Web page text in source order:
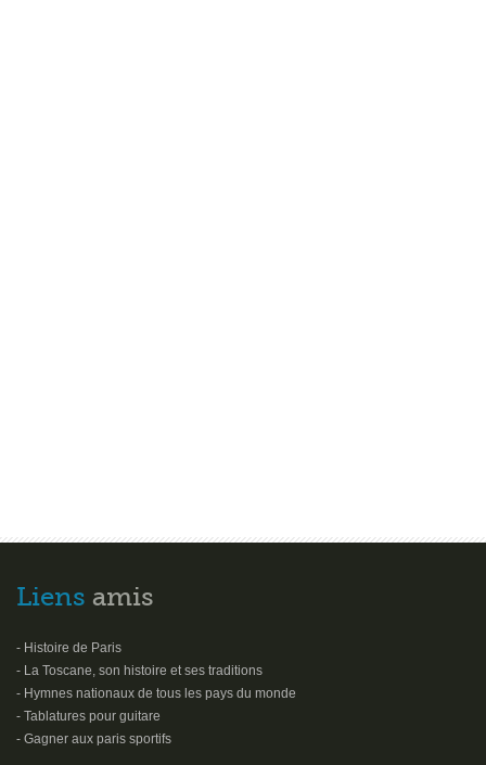
Liens amis
- Histoire de Paris
- La Toscane, son histoire et ses traditions
- Hymnes nationaux de tous les pays du monde
- Tablatures pour guitare
- Gagner aux paris sportifs